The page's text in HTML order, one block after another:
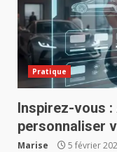
Pratique
Inspirez-vous
personnaliser
Marise 5 février